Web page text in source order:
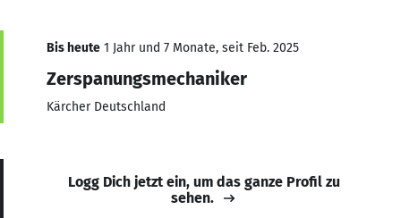
Bis heute 1 Jahr und 7 Monate, seit Feb. 2025
Zerspanungsmechaniker
Kärcher Deutschland
Logg Dich jetzt ein, um das ganze Profil zu
sehen.